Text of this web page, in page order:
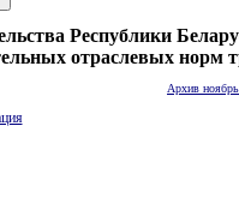
Республики
отраслевых норм
Архив